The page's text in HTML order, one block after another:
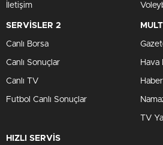
İletişim
SERVİSLER 2
Canlı Borsa
Canlı Sonuçlar
Canlı TV
Futbol Canlı Sonuçlar
Hava
TV
HIZLI SERVİS